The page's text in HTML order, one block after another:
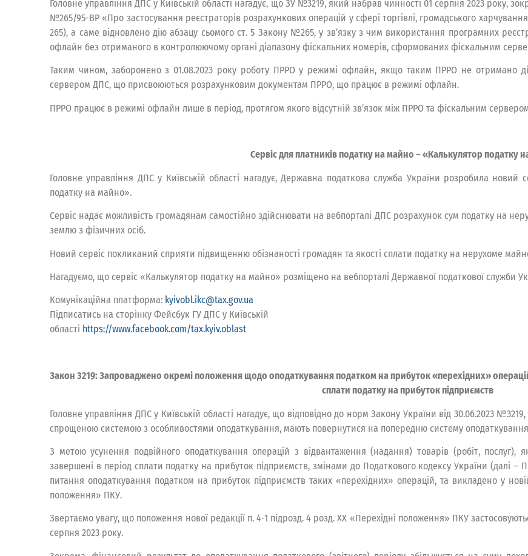
Головне управління ДПС у Київській області нагадує, що ЗУ №3219, який набрав чинності 01 серпня 2023 року,
№265/95-ВР «Про застосування реєстраторів розрахункових операцій у сфері торгівлі, громадського
265), а саме відновлено дію абзацу сьомого ст. 5 Закону №265, у зв’язку з чим використання програмних
офлайн без отриманого в контролюючому органі діапазону фіскальних номерів, сформованих фіскальним
Таким чином, заборонено з 01.08.2023 року роботу ПРРО у режимі офлайн, якщо таким ПРРО не отримано
сервером ДПС, що присвоюються розрахунковим документам ПРРО, що працює в режимі офлайн.
ПРРО працює в режимі офлайн лише в період, протягом якого відсутній зв’язок між ПРРО та фіскальним
Сервіс для платників податку на майно – «Калькулятор податку
Головне управління ДПС у Київській області нагадує, Державна податкова служба України розробила
податку на майно».
Сервіс надає можливість громадянам самостійно здійснювати на вебпорталі ДПС розрахунок сум податку на
землю з фізичних осіб.
Новий сервіс покликаний сприяти підвищенню обізнаності громадян та якості сплати податку на нерухоме
Нагадуємо, що сервіс «Калькулятор податку на майно» розміщено на вебпорталі Державної податкової служби
Комунікаційна платформа: kyivobl.ikc@tax.gov.ua
Підписатись на сторінку Фейсбук ГУ ДПС у Київській
області https://www.facebook.com/tax.kyiv.oblast
Закон 3219: Запроваджено окремі положення щодо оподаткування податком на прибуток «перехідних»
сплати податку на прибуток підприємств
Головне управління ДПС у Київській області нагадує, що відповідно до норм Закону України від 30.06.2023
спрощеною системою з особливостями оподаткування, мають повернутися на попередню систему
З метою усунення подвійного оподаткування операцій з відвантаження (надання) товарів (робіт, послуг),
завершені в період сплати податку на прибуток підприємств, змінами до Податкового кодексу України (далі
питання оподаткування податком на прибуток підприємств таких «перехідних» операцій, та викладено у
положення» ПКУ.
Звертаємо увагу, що положення нової редакції п. 4-1 підрозд. 4 розд. XX «Перехідні положення» ПКУ
серпня 2023 року.